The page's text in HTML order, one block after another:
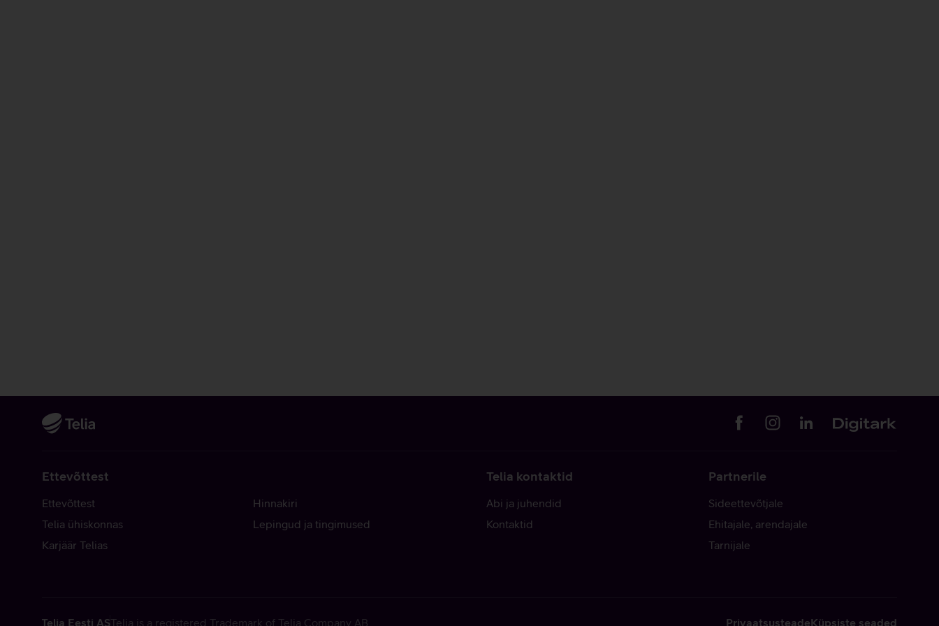
Ettevõttest
Ettevõttest
Telia ühiskonnas
Karjäär Telias
Hinnakiri
Lepingud ja tingimused
Telia kontaktid
Abi ja juhendid
Kontaktid
Partnerile
Sideettevõtjale
Ehitajale, arendajale
Tarnijale
Telia Eesti ASTelia is a registered Trademark of Telia Company AB PrivaatsusteadeKüpsiste seaded